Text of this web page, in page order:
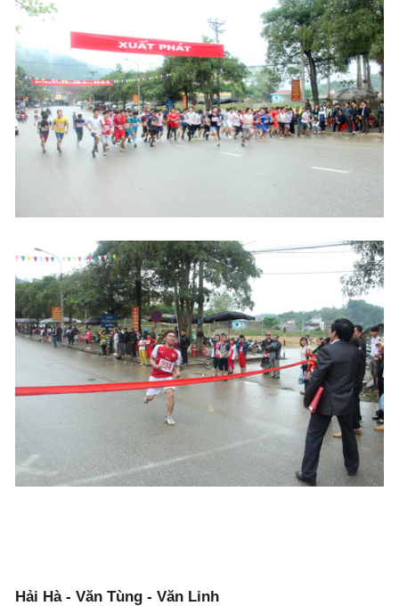
Hải Hà - Văn Tùng - Văn Linh